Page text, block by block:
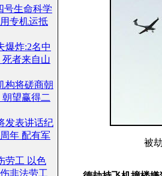
号生命科学
专机运抵
爆炸:2名中
死者来自山
构将磋商朝
望赢得二
发表讲话纪
年 配有军
劳工 以色
非法劳工
被